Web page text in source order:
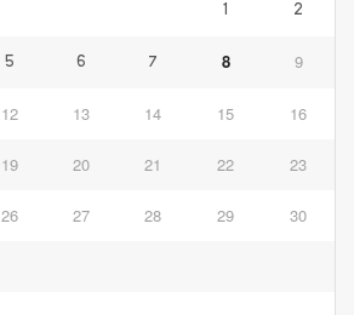
1 2
5 6 7 8 9
12 13 14 15 16
19 20 21 22 23
26 27 28 29 30